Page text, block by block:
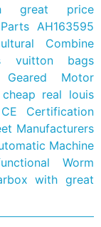
great price
AH163595
Combine
vuitton bags
Geared Motor
cheap real louis
CE Certification
Manufacturers
Machine
Worm
with great